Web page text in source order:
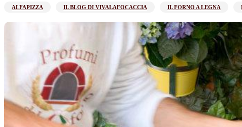
ALFAPIZZA IL BLOG DI VIVALAFOCACCIA IL FORNO A LEGNA